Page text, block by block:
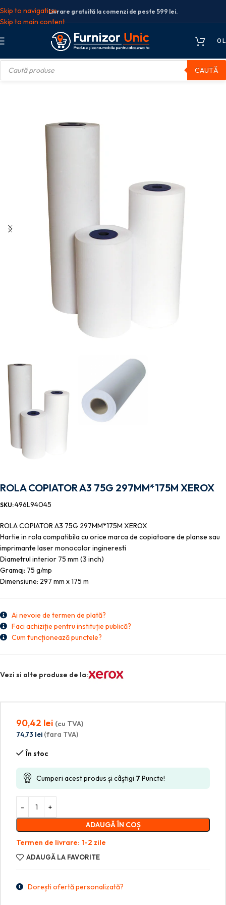
Skip to navigation
Skip to main content
Livrare gratuită la comenzi de peste 599 lei.
0
CAUTĂ
Hartie format mare
ROLA COPIATOR A3 75G 297MM*175M XEROX
SKU:496L94045
ROLA COPIATOR A3 75G 297MM*175M XEROX
Hartie in rola compatibila cu orice marca de copiatoare de planse sau
imprimante laser monocolor ingineresti
Diametrul interior 75 mm (3 inch)
Gramaj: 75 g/mp
Dimensiune: 297 mm x 175 m
Ai nevoie de termen de plată?
Faci achiziție pentru instituție publică?
Cum funcționează punctele?
Vezi si alte produse de la:
90,42 lei (cu TVA)
74,73 lei (fara TVA)
În stoc
Cumperi acest produs și câștigi 7 Puncte!
ADAUGĂ ÎN COȘ
Termen de livrare: 1-2 zile
ADAUGĂ LA FAVORITE
Dorești ofertă personalizată?